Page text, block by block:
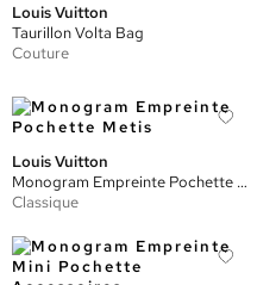
Louis Vuitton
Taurillon Volta Bag
Couture
Louis Vuitton
Monogram Empreinte Pochette Metis
Classique